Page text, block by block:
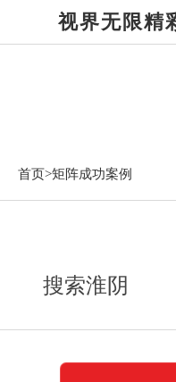
视界无限精
首页>矩阵成功案例
搜索淮阴